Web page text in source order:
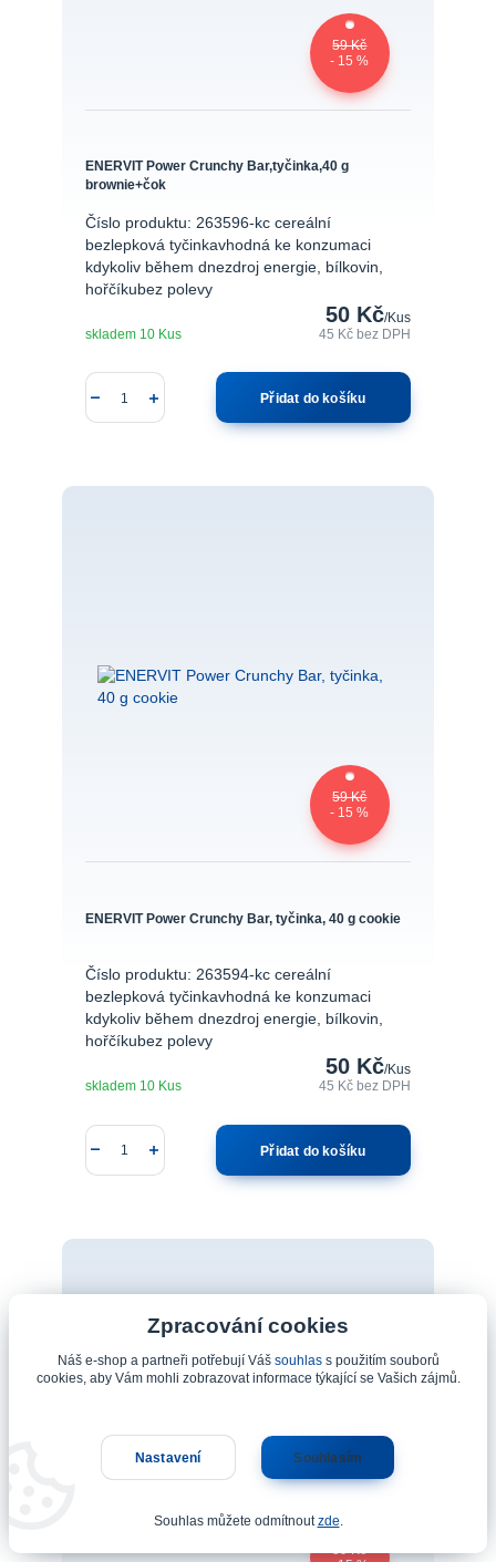
59 Kč
- 15 %
ENERVIT Power Crunchy Bar,tyčinka,40 g
brownie+čok
Číslo produktu: 263596-kc cereální
bezlepková tyčinkavhodná ke konzumaci
kdykoliv během dnezdroj energie, bílkovin,
hořčíkubez polevy
50 Kč/Kus
45 Kčbez DPH
skladem 10 Kus
Přidat do košíku
59 Kč
- 15 %
ENERVIT Power Crunchy Bar, tyčinka, 40 g cookie
Číslo produktu: 263594-kc cereální
bezlepková tyčinkavhodná ke konzumaci
kdykoliv během dnezdroj energie, bílkovin,
hořčíkubez polevy
50 Kč/Kus
45 Kč bez DPH
skladem 10 Kus
Přidat do košíku
Zpracování cookies
Náš e-shop a partneři potřebují Váš souhlass použitím souborů
cookies, aby Vám mohli zobrazovat informace týkající se Vašich zájmů.
Nastavení Souhlasím
Souhlas můžete odmítnoutzde